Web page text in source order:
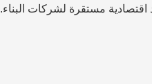
اقتصادية مستقرة لشركات البناء.